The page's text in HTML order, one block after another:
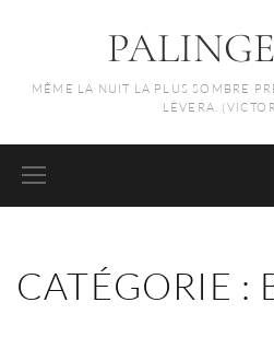
MÊME LA NUIT LA PLUS SOMBRE
LÈVERA.
CATÉGORIE :